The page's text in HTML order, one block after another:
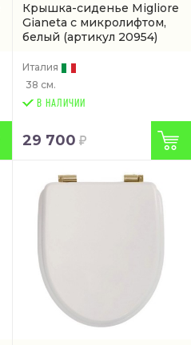
Крышка-сиденье Migliore
Gianeta с микролифтом,
белый (артикул 20954)
Италия
38 см.
В НАЛИЧИИ
29 700